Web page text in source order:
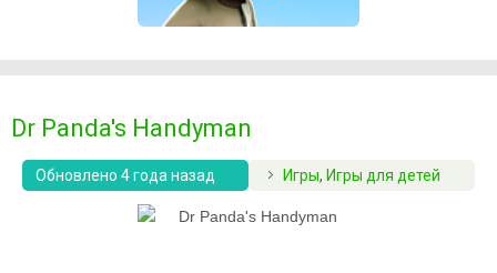
Dr Panda's Handyman
Обновлено 4 года назад Игры, Игры для детей